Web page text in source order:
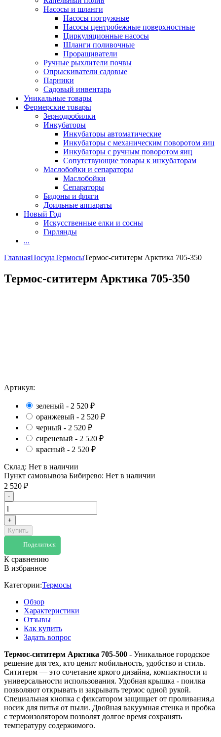
Насосы и шланги
Насосы погружные
Насосы центробежные поверхностные
Циркуляционные насосы
Шланги поливочные
Проращиватели
Ручные рыхлители почвы
Опрыскиватели садовые
Парники
Садовый инвентарь
Уникальные товары
Фермерские товары
Зернодробилки
Инкубаторы
Инкубаторы автоматические
Инкубаторы с механическим поворотом яиц
Инкубаторы с ручным поворотом яиц
Сопутствующие товары к инкубаторам
Маслобойки и сепараторы
Маслобойки
Сепараторы
Бидоны и фляги
Доильные аппараты
Новый Год
Искусственные елки и сосны
Гирлянды
...
ГлавнаяПосудаТермосыТермос-сититерм Арктика 705-350
Термос-сититерм Арктика 705-350
Артикул:
зеленый - 2 520 ₽
оранжевый - 2 520 ₽
черный - 2 520 ₽
сиреневый - 2 520 ₽
красный - 2 520 ₽
Склад: Нет в наличии
Пункт самовывоза Бибирево: Нет в наличии
2 520 ₽
-
+
Купить
Поделиться
К сравнению
В избранное
Категории:Термосы
Обзор
Характеристики
Отзывы
Как купить
Задать вопрос
Термос-сититерм Арктика 705-500 - Уникальное городское
решение для тех, кто ценит мобильность, удобство и стиль.
Сититерм — это сочетание яркого дизайна, компактности и
универсальности использования. Удобная крышка - поилка
позволяют открывать и закрывать термос одной рукой.
Специальная кнопка с фиксатором защищает от проливания,а
носик для питья от пыли. Двойная вакуумная стенка и пробка
с термоизолятором позволят долгое время сохранять
температуру содержимого.